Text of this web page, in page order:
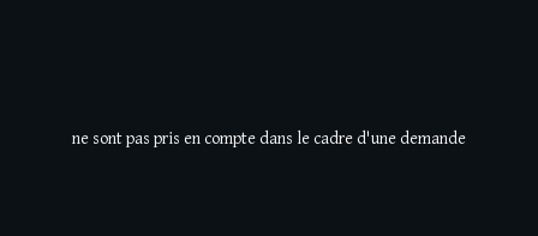
ne sont pas pris en compte dans le cadre d'une demande